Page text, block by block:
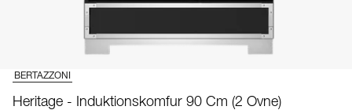
BERTAZZONI
Heritage - Induktionskomfur 90 Cm (2 Ovne)